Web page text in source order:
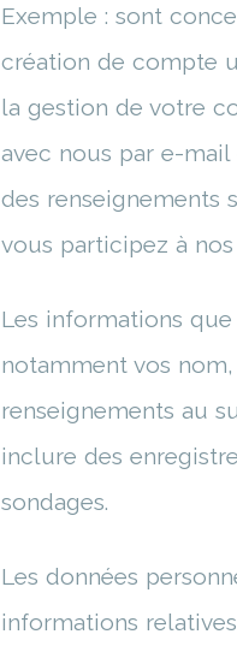
Exemple : sont
création de compte
la gestion de votre
avec nous par e-
des renseignements
vous participez à
Les informations
notamment vos
renseignements au
inclure des
sondages.
Les données
informations